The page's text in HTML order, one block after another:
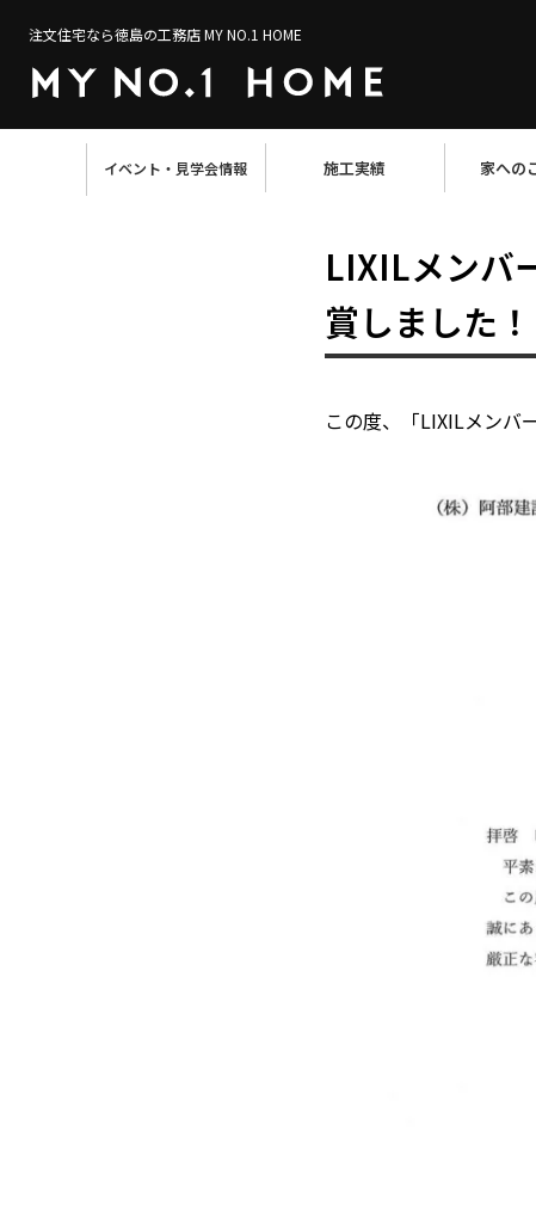
注文住宅なら徳島の工務店 MY NO.1 HOME
イベント・見学会情報 施工実績 家への
LIXILメンバ
賞しました！
この度、「LIXILメンバ